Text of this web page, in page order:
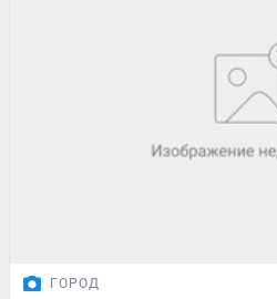
ГОРОД